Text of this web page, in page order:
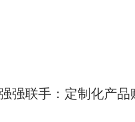
强联手：定制化产品